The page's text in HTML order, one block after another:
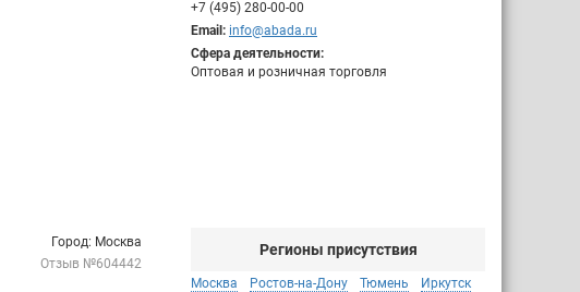
+7 (495) 280-00-00
Email: info@abada.ru
Сфера деятельности:
Оптовая и розничная торговля
Город: Москва
Отзыв №604442
Регионы присутствия
Москва Ростов-на-Дону Тюмень
Иркутск